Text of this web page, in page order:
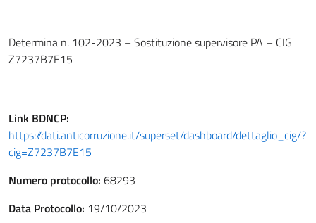
Determina n. 102-2023 – Sostituzione supervisore PA – CIG
Z7237B7E15
Link BDNCP:
https://dati.anticorruzione.it/superset/dashboard/dettaglio_cig/?
cig=Z7237B7E15
Numero protocollo: 68293
Data Protocollo: 19/10/2023